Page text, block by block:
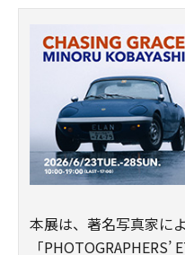
本展は、著名写真家に
「